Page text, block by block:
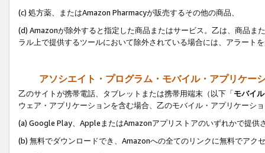
(c) 処方薬、またはAmazon Pharmacyが販売するその他の商品、
(d) Amazonが除外すると指定した商品またはサービス。乙は、商品ま
ラル上で提供するツールにおいて除外されている場合には、アラート
アソシエイト・プログラム・モバイル・アプリケー
乙のサイトが携帯電話、タブレットまたは携帯用端末（以下「モバイ
ウェア・アプリケーションを含む場合、乙のモバイル・アプリケーシ
(a) Google Play、AppleまたはAmazonアプリストアのいずれかで提供
(b) 無料でダウンロードでき、Amazonへの全てのリンクに無料でアク